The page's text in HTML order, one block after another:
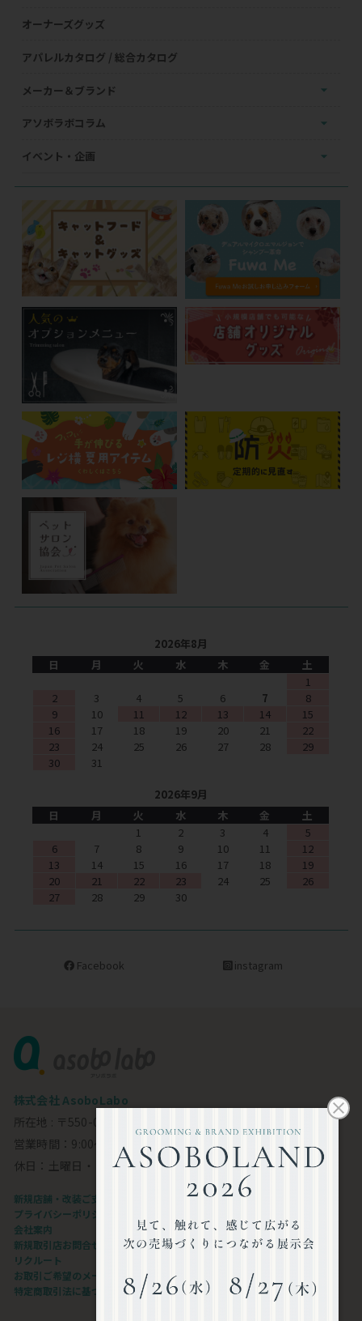
オーナーズグッズ
アパレルカタログ / 総合カタログ
メーカー＆ブランド
アソボラボコラム
イベント・企画
2026年8月
日
月 火 水 木 金
土
1
2
3 4 5 6 7
8
9
10 11 12 13 14
15
16
17 18 19 20 21
22
23
24 25 26 27 28
29
30
31
2026年9月
日
月 火 水 木 金
土
1
2 3 4
5
6
7 8 9 10 11
12
13
14 15 16 17 18
19
20
21 22 23 24 25
26
27
28 29 30
Facebook instagram
株式会社 AsoboLabo
所在地 : 〒550-0002 大阪市西区江戸堀1-23-11 6F
営業時間：9:00～18:00
休日：土曜日・日曜日・祝日
新規店舗・改装ご支援します
プライバシーポリシー
会社案内
新規取引店お問合せフォーム
リクルート
お取引ご希望のメーカー様
特定商取引法に基づく表記